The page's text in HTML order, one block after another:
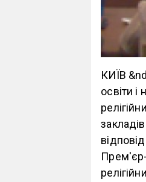
КИЇВ
освіти